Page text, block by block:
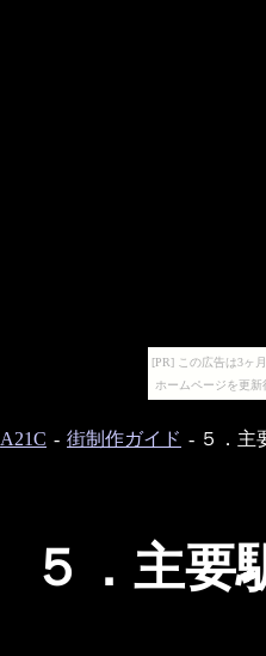
[PR] この広告は3ヶ
ホームページを更
A21C - 街制作ガイド - ５．主
５．主要